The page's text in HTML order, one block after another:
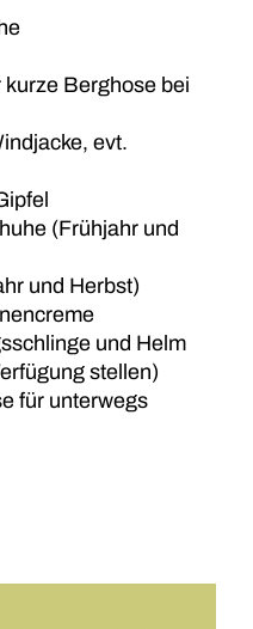
Berghose bei
evt.
(Frühjahr und
und Herbst)
und Helm
stellen)
für unterwegs